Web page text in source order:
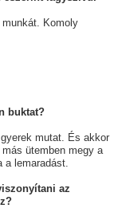
Komoly
buktat?
mutat. És akkor
ütemben megy a
a lemaradást.
az